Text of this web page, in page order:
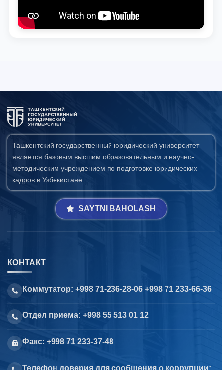
Ташкентский государственный юридический университет
является базовым высшим образовательным и научно-
методическим учреждением по подготовке юридических
кадров в Узбекистане.
SAYTNI BAHOLASH
КОНТАКТ
Коммутатор: +998 71-236-28-06 +998 71 233-66-36
Отдел приема: +998 55 513 01 12
Факс: +998 71 233-37-48
Телефон доверия для сообщения о коррупции: